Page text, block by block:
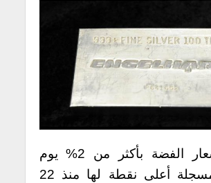
ارتفعت أسعار الفضة بأكثر من 2% يوم
الخميس، مسجلة أعلى نقطة لها منذ 22